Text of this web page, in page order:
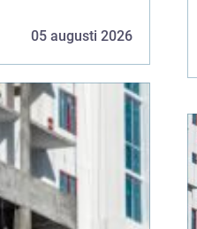
05 augusti 2026